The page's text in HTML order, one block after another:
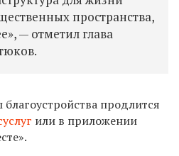
пространства,
— отметил глава
благоустройства продлится
или в приложении